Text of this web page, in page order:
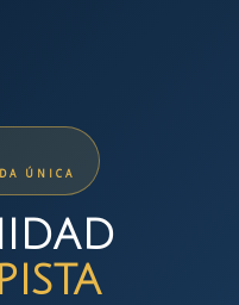
ÚNICA